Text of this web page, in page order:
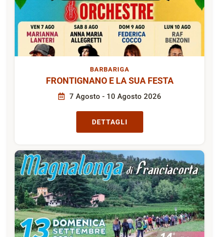
BARBARIGA
FRONTIGNANO E LA SUA FESTA
7 Agosto - 10 Agosto 2026
DETTAGLI